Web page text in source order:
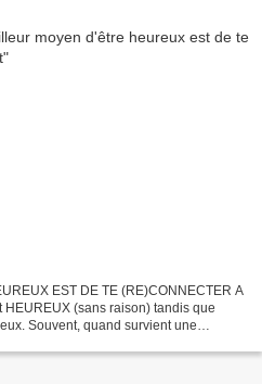
EST DE TE (RE)CONNECTER A
HEUREUX (sans raison) tandis que
Souvent, quand survient une